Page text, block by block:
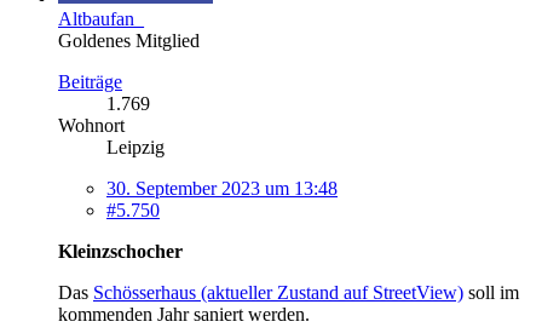
Altbaufan_
Goldenes Mitglied
Beiträge
1.769
Wohnort
Leipzig
30. September 2023 um 13:48
#5.750
Kleinzschocher
Das Schösserhaus (aktueller Zustand auf StreetView) soll im
kommenden Jahr saniert werden.